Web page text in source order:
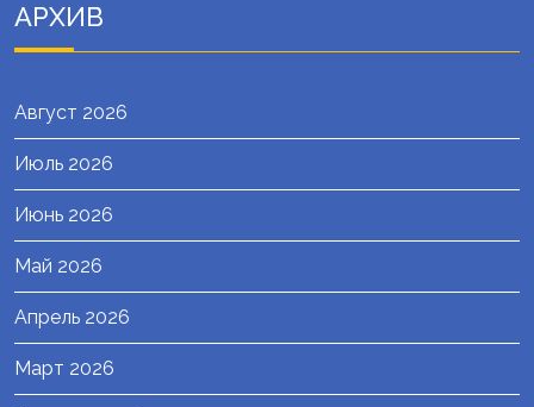
АРХИВ
Август 2026
Июль 2026
Июнь 2026
Май 2026
Апрель 2026
Март 2026